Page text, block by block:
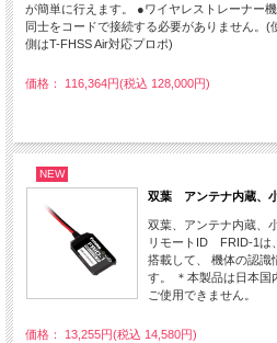
が簡単に行えます。 ●ワイヤレストレーナー
同士をコードで接続する必要がありません。
側はT-FHSS Air対応プロポ)
価格： 116,364円(税込 128,000円)
NEW
双葉 アンテナ内蔵、
双葉、アンテナ内蔵、
リモートID FRID-1は
搭載して、 機体の認識
す。 ＊本製品は日本国
ご使用できません。
価格： 13,255円(税込 14,580円)